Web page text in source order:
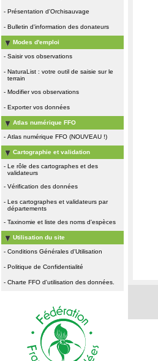
- Présentation d'Orchisauvage
- Bulletin d'information des donateurs
Modes d'emploi
- Saisir vos observations
- NaturaList : votre outil de saisie sur le
terrain
- Modifier vos observations
- Exporter vos données
Atlas numérique FFO
- Atlas numérique FFO (NOUVEAU !)
Cartographie et validation
- Le rôle des cartographes et des
validateurs
- Vérification des données
- Les cartographes et validateurs par
départements
- Taxinomie et liste des noms d'espèces
Utilisation du site
- Conditions Générales d'Utilisation
- Politique de Confidentialité
- Charte FFO d'utilisation des données.